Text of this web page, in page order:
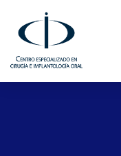
contenido